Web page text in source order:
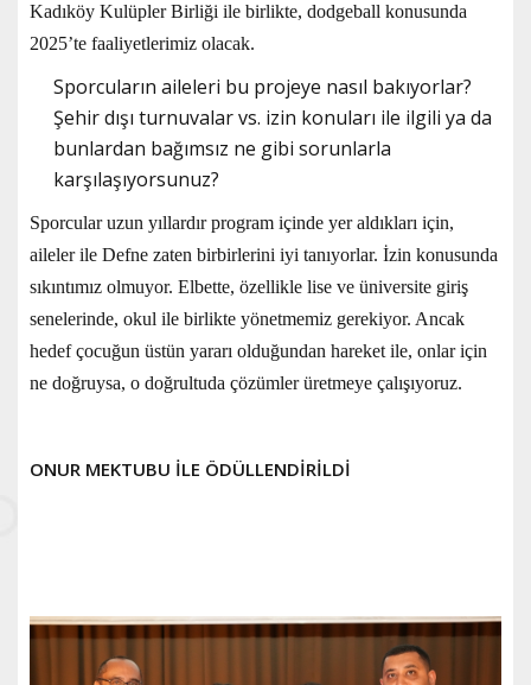
Kadıköy Kulüpler Birliği ile birlikte, dodgeball konusunda
2025’te faaliyetlerimiz olacak.
Sporcuların aileleri bu projeye nasıl bakıyorlar?
Şehir dışı turnuvalar vs. izin konuları ile ilgili ya da
bunlardan bağımsız ne gibi sorunlarla
karşılaşıyorsunuz?
Sporcular uzun yıllardır program içinde yer aldıkları için,
aileler ile Defne zaten birbirlerini iyi tanıyorlar. İzin konusunda
sıkıntımız olmuyor. Elbette, özellikle lise ve üniversite giriş
senelerinde, okul ile birlikte yönetmemiz gerekiyor. Ancak
hedef çocuğun üstün yararı olduğundan hareket ile, onlar için
ne doğruysa, o doğrultuda çözümler üretmeye çalışıyoruz.
ONUR MEKTUBU İLE ÖDÜLLENDİRİLDİ